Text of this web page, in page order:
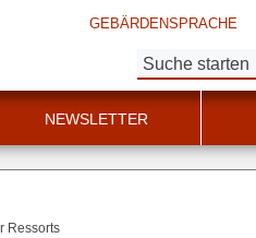
GEBÄRDENSPRACHE
Suche:
NEWSLETTER
Ressorts